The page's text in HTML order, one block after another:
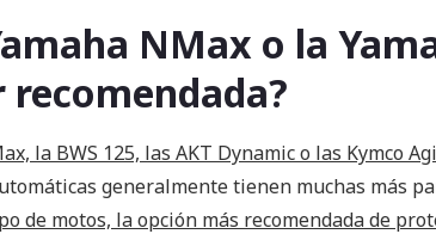
NMax o la
recomendada?
la BWS 125, las AKT Dynamic o las Kymco
generalmente tienen muchas más
de motos, la opción más recomendada de